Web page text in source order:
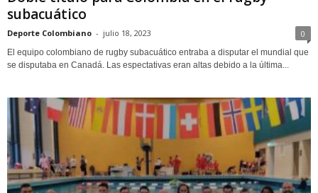
subacuático
Deporte Colombiano - julio 18, 2023 0
El equipo colombiano de rugby subacuático entraba a disputar el mundial que
se disputaba en Canadá. Las espectativas eran altas debido a la última...